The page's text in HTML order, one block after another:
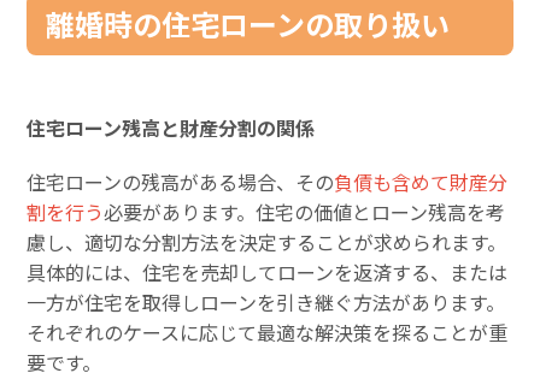
離婚時の住宅ローンの取り扱い
住宅ローン残高と財産分割の関係
住宅ローンの残高がある場合、その負債も含めて財産分
割を行う必要があります。住宅の価値とローン残高を考
慮し、適切な分割方法を決定することが求められます。
具体的には、住宅を売却してローンを返済する、または
一方が住宅を取得しローンを引き継ぐ方法があります。
それぞれのケースに応じて最適な解決策を探ることが重
要です。